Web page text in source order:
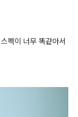
펙이 너무 똑같아서